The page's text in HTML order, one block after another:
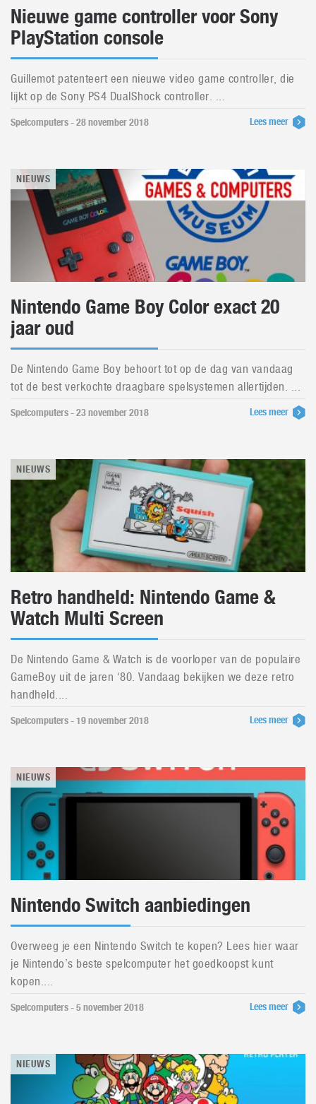
Nieuwe game controller voor Sony
PlayStation console
Guillemot patenteert een nieuwe video game controller, die
lijkt op de Sony PS4 DualShock controller. ...
Spelcomputers - 28 november 2018 Lees meer
NIEUWS
Nintendo Game Boy Color exact 20
jaar oud
De Nintendo Game Boy behoort tot op de dag van vandaag
tot de best verkochte draagbare spelsystemen allertijden. ...
Spelcomputers - 23 november 2018 Lees meer
NIEUWS
Retro handheld: Nintendo Game &
Watch Multi Screen
De Nintendo Game & Watch is de voorloper van de populaire
GameBoy uit de jaren ‘80. Vandaag bekijken we deze retro
handheld....
Spelcomputers - 19 november 2018 Lees meer
NIEUWS
Nintendo Switch aanbiedingen
Overweeg je een Nintendo Switch te kopen? Lees hier waar
je Nintendo’s beste spelcomputer het goedkoopst kunt
kopen....
Spelcomputers - 5 november 2018 Lees meer
NIEUWS